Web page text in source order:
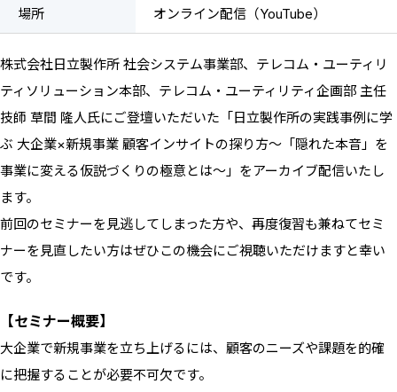
場所 オンライン配信（YouTube）
株式会社日立製作所 社会システム事業部、テレコム・ユーティリ
ティソリューション本部、テレコム・ユーティリティ企画部 主任
技師 草間 隆人氏にご登壇いただいた「日立製作所の実践事例に学
ぶ 大企業×新規事業 顧客インサイトの探り方〜「隠れた本音」を
事業に変える仮説づくりの極意とは〜」をアーカイブ配信いたし
ます。
前回のセミナーを見逃してしまった方や、再度復習も兼ねてセミ
ナーを見直したい方はぜひこの機会にご視聴いただけますと幸い
です。
【セミナー概要】
大企業で新規事業を立ち上げるには、顧客のニーズや課題を的確
に把握することが必要不可欠です。